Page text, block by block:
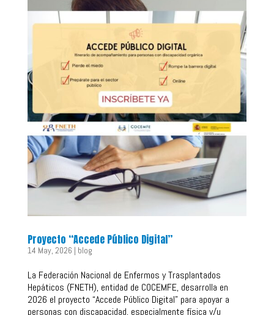
Proyecto “Accede Público Digital”
14 May, 2026 | blog
La Federación Nacional de Enfermos y Trasplantados
Hepáticos (FNETH), entidad de COCEMFE, desarrolla en
2026 el proyecto “Accede Público Digital” para apoyar a
personas con discapacidad, especialmente física y/u